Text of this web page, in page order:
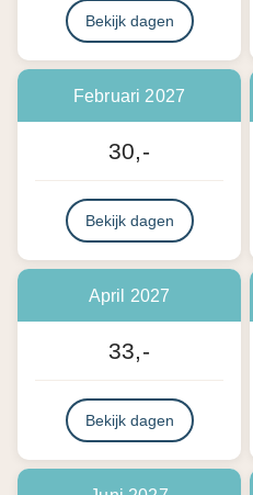
Bekijk dagen
Februari 2027
30,-
Bekijk dagen
April 2027
33,-
Bekijk dagen